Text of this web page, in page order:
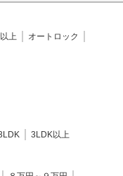
上
オートロック
3LDK以上